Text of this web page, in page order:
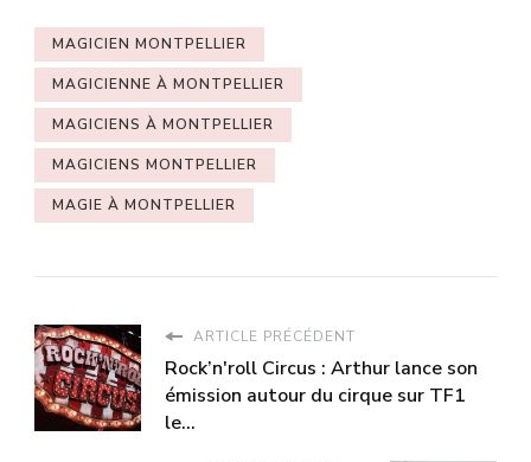
MAGICIEN MONTPELLIER
MAGICIENNE À MONTPELLIER
MAGICIENS À MONTPELLIER
MAGICIENS MONTPELLIER
MAGIE À MONTPELLIER
ARTICLE PRÉCÉDENT
Rock’n'roll Circus : Arthur lance son
émission autour du cirque sur TF1
le...